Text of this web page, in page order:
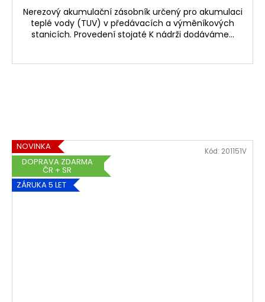
Nerezový akumulační zásobník určený pro akumulaci
teplé vody (TUV) v předávacích a výměníkových
stanicích. Provedení stojaté K nádrži dodáváme...
NOVINKA
DOPRAVA ZDARMA
ČR + SR
ZÁRUKA 5 LET
Kód: 201151V